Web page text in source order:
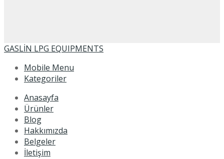
GASLİN LPG EQUIPMENTS
Mobile Menu
Kategoriler
Anasayfa
Ürünler
Blog
Hakkımızda
Belgeler
İletişim